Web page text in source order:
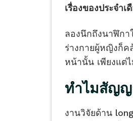
เรื่องของประจำ
ลองนึกถึงนาฬิก
ร่างกายผู้หญิงก็ค
หน้านั้น เพียงแต่
ทำไมสัญ
งานวิจัยด้าน